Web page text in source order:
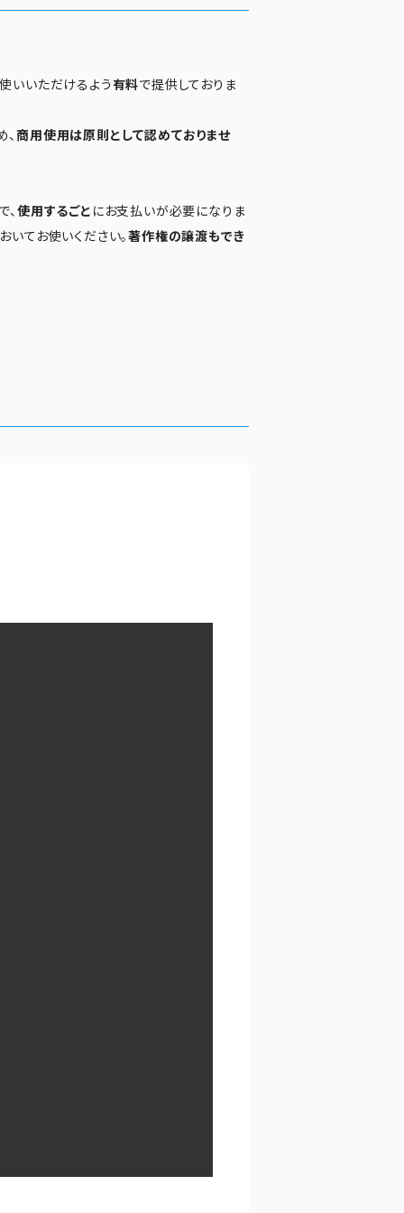
いいただけるよう有料で提供しておりま
、商用使用は原則として認めておりませ
、使用するごと にお支払いが必要になりま
いてお使いください。著作権の譲渡もでき